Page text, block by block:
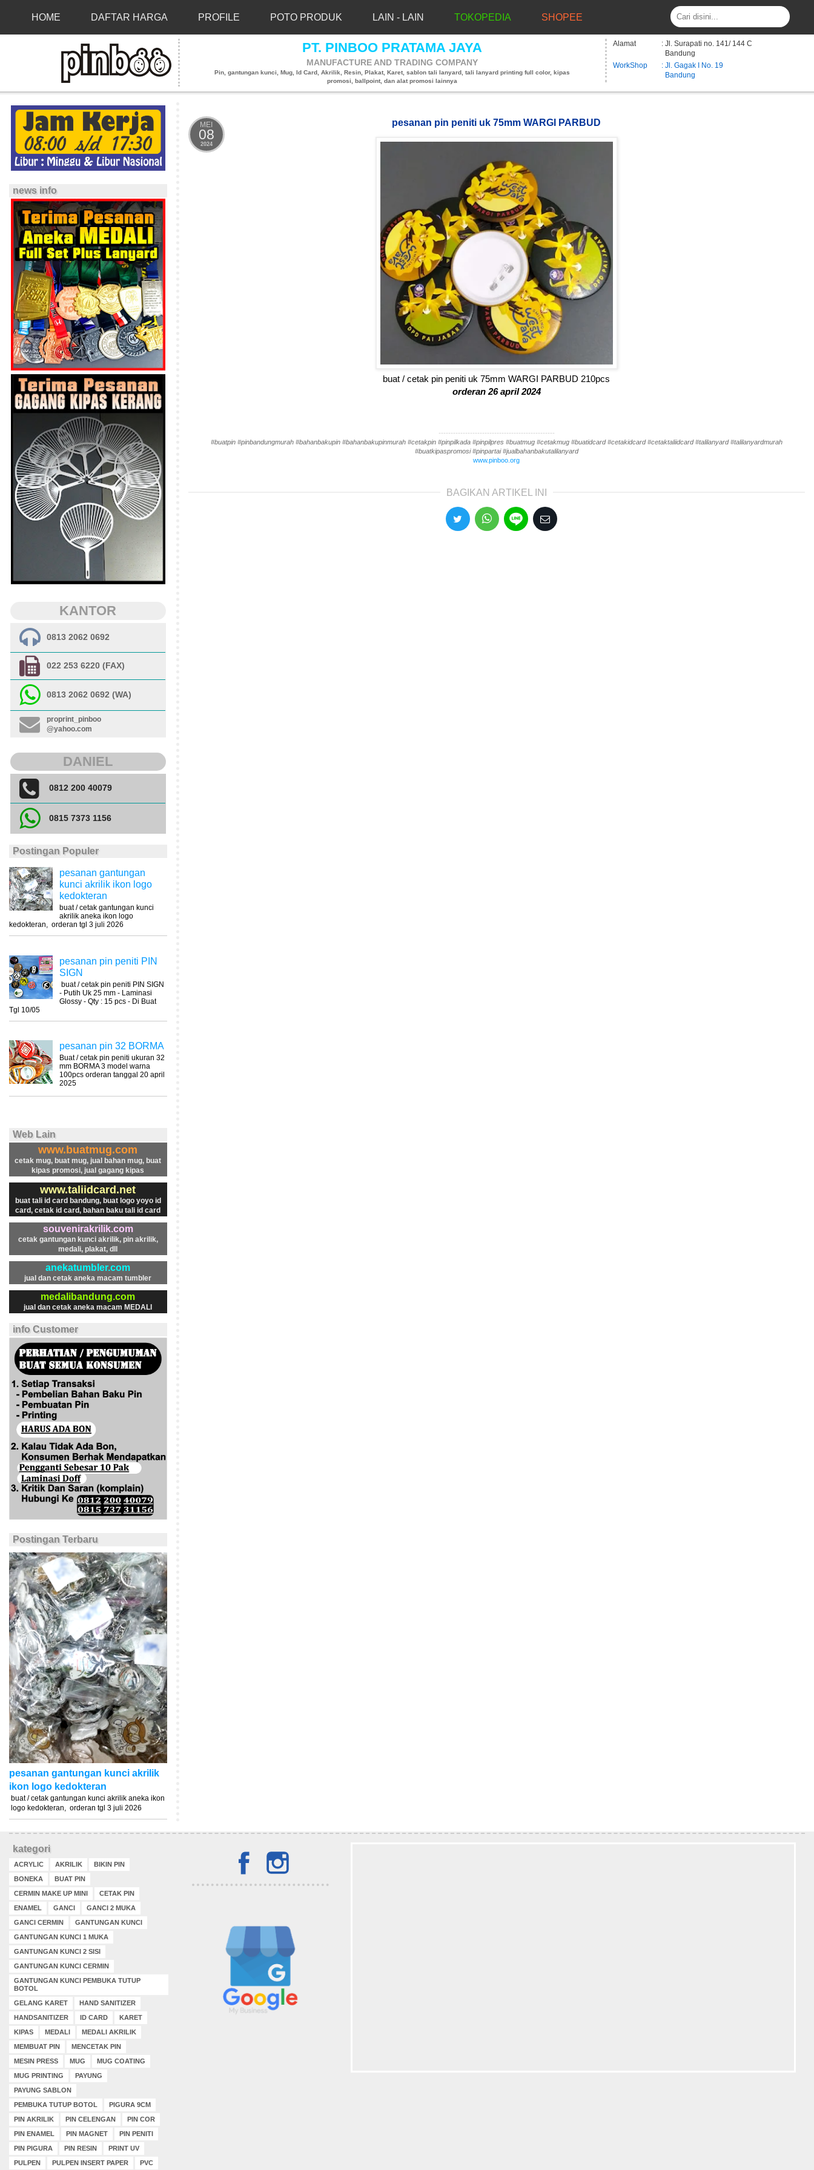
HOME DAFTAR HARGA PROFILE POTO PRODUK LAIN - LAIN TOKOPEDIA SHOPEE
PT. PINBOO PRATAMA JAYA
MANUFACTURE AND TRADING COMPANY
Pin, gantungan kunci, Mug, Id Card, Akrilik, Resin, Plakat, Karet, sablon tali lanyard, tali lanyard printing full color, kipas
promosi, ballpoint, dan alat promosi lainnya
Alamat
: Jl. Surapati no. 141/ 144 C
Bandung
WorkShop
: Jl. Gagak I No. 19
Bandung
news info
KANTOR
0813 2062 0692
022 253 6220 (FAX)
0813 2062 0692 (WA)
proprint_pinboo
@yahoo.com
DANIEL
0812 200 40079
0815 7373 1156
Postingan Populer
pesanan gantungan
kunci akrilik ikon logo
kedokteran
buat / cetak gantungan kunci
akrilik aneka ikon logo
kedokteran, orderan tgl 3 juli 2026
pesanan pin peniti PIN
SIGN
buat / cetak pin peniti PIN SIGN
- Putih Uk 25 mm - Laminasi
Glossy - Qty : 15 pcs - Di Buat
Tgl 10/05
pesanan pin 32 BORMA
Buat / cetak pin peniti ukuran 32
mm BORMA 3 model warna
100pcs orderan tanggal 20 april
2025
Web Lain
www.buatmug.com
cetak mug, buat mug, jual bahan mug, buat
kipas promosi, jual gagang kipas
www.taliidcard.net
buat tali id card bandung, buat logo yoyo id
card, cetak id card, bahan baku tali id card
souvenirakrilik.com
cetak gantungan kunci akrilik, pin akrilik,
medali, plakat, dll
anekatumbler.com
jual dan cetak aneka macam tumbler
medalibandung.com
jual dan cetak aneka macam MEDALI
info Customer
Postingan Terbaru
pesanan gantungan kunci akrilik
ikon logo kedokteran
buat / cetak gantungan kunci akrilik aneka ikon
logo kedokteran, orderan tgl 3 juli 2026
MEI
08
2024
pesanan pin peniti uk 75mm WARGI PARBUD
buat / cetak pin peniti uk 75mm WARGI PARBUD 210pcs
orderan 26 april 2024
------------------------------------------------
#buatpin #pinbandungmurah #bahanbakupin #bahanbakupinmurah #cetakpin #pinpilkada #pinpilpres #buatmug #cetakmug #buatidcard #cetakidcard #cetaktaliidcard #talilanyard #talilanyardmurah
#buatkipaspromosi #pinpartai #jualbahanbakutalilanyard
www.pinboo.org
BAGIKAN ARTIKEL INI
kategori
ACRYLIC AKRILIK
BIKIN PIN
BONEKA
BUAT PIN
CERMIN MAKE UP MINI
CETAK PIN
ENAMEL
GANCI
GANCI 2 MUKA
GANCI CERMIN
GANTUNGAN KUNCI
GANTUNGAN KUNCI 1 MUKA
GANTUNGAN KUNCI 2 SISI
GANTUNGAN KUNCI CERMIN
GANTUNGAN KUNCI PEMBUKA TUTUP
BOTOL
GELANG KARET
HAND SANITIZER
HANDSANITIZER
ID CARD
KARET
KIPAS
MEDALI
MEDALI AKRILIK
MEMBUAT PIN
MENCETAK PIN
MESIN PRESS
MUG
MUG COATING
MUG PRINTING
PAYUNG
PAYUNG SABLON
PEMBUKA TUTUP BOTOL
PIGURA 9CM
PIN AKRILIK
PIN CELENGAN
PIN COR
PIN ENAMEL
PIN MAGNET
PIN PENITI
PIN PIGURA
PIN RESIN
PRINT UV
PULPEN
PULPEN INSERT PAPER PVC